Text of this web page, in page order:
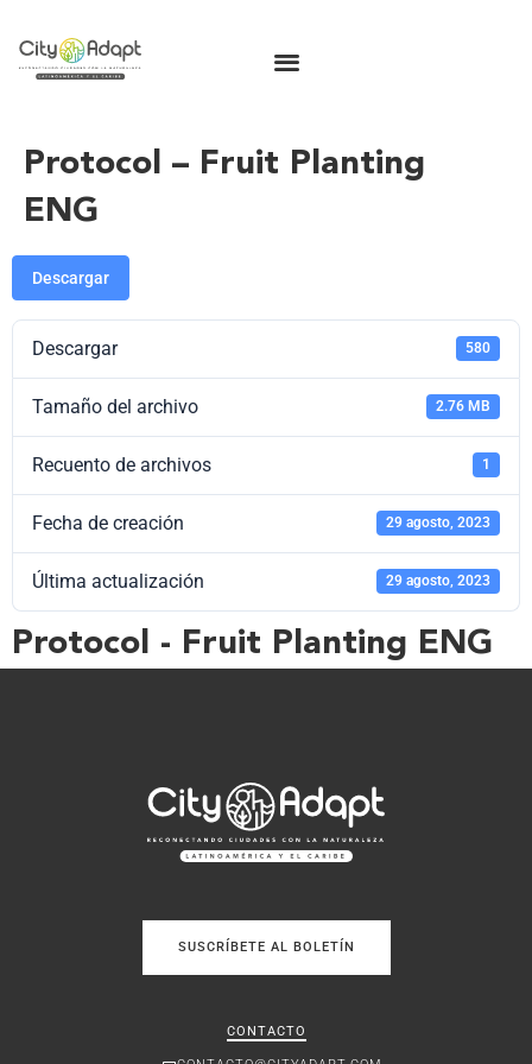
Protocol – Fruit Planting
ENG
Descargar
Descargar 580
Tamaño del archivo 2.76 MB
Recuento de archivos 1
Fecha de creación 29 agosto, 2023
Última actualización 29 agosto, 2023
Protocol - Fruit Planting ENG
SUSCRÍBETE AL BOLETÍN
CONTACTO